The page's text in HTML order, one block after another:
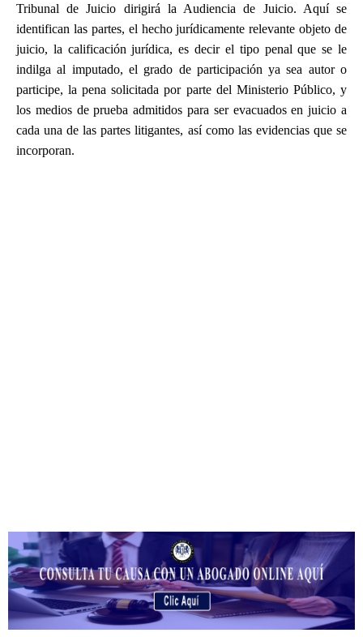
Tribunal de Juicio dirigirá la Audiencia de Juicio. Aquí se
identifican las partes, el hecho jurídicamente relevante objeto de
juicio, la calificación jurídica, es decir el tipo penal que se le
indilga al imputado, el grado de participación ya sea autor o
participe, la pena solicitada por parte del Ministerio Público, y
los medios de prueba admitidos para ser evacuados en juicio a
cada una de las partes litigantes, así como las evidencias que se
incorporan.